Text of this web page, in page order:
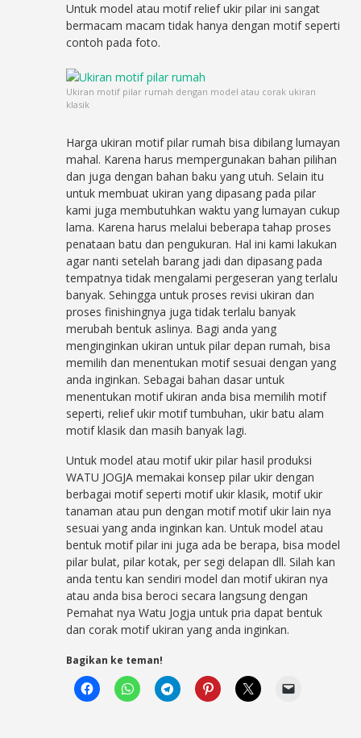
Untuk model atau motif relief ukir pilar ini sangat
bermacam macam tidak hanya dengan motif seperti
contoh pada foto.
Ukiran motif pilar rumah dengan model atau corak ukiran
klasik
Harga ukiran motif pilar rumah bisa dibilang lumayan
mahal. Karena harus mempergunakan bahan pilihan
dan juga dengan bahan baku yang utuh. Selain itu
untuk membuat ukiran yang dipasang pada pilar
kami juga membutuhkan waktu yang lumayan cukup
lama. Karena harus melalui beberapa tahap proses
penataan batu dan pengukuran. Hal ini kami lakukan
agar nanti setelah barang jadi dan dipasang pada
tempatnya tidak mengalami pergeseran yang terlalu
banyak. Sehingga untuk proses revisi ukiran dan
proses finishingnya juga tidak terlalu banyak
merubah bentuk aslinya. Bagi anda yang
menginginkan ukiran untuk pilar depan rumah, bisa
memilih dan menentukan motif sesuai dengan yang
anda inginkan. Sebagai bahan dasar untuk
menentukan motif ukiran anda bisa memilih motif
seperti, relief ukir motif tumbuhan, ukir batu alam
motif klasik dan masih banyak lagi.
Untuk model atau motif ukir pilar hasil produksi
WATU JOGJA memakai konsep pilar ukir dengan
berbagai motif seperti motif ukir klasik, motif ukir
tanaman atau pun dengan motif motif ukir lain nya
sesuai yang anda inginkan kan. Untuk model atau
bentuk motif pilar ini juga ada be berapa, bisa model
pilar bulat, pilar kotak, per segi delapan dll. Silah kan
anda tentu kan sendiri model dan motif ukiran nya
atau anda bisa beroci secara langsung dengan
Pemahat nya Watu Jogja untuk pria dapat bentuk
dan corak motif ukiran yang anda inginkan.
Bagikan ke teman!